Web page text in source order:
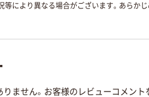
により異なる場合がございます。あらかじ
ません。お客様のレビューコメント